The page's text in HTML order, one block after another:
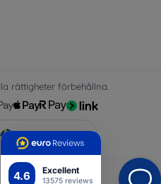
4.6 Excellent
13575 reviews
rättigheter förbehållna.
Top4Mobile.se